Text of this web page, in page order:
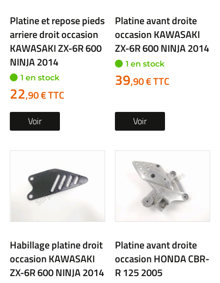
Platine et repose pieds
arriere droit occasion
KAWASAKI ZX-6R 600
NINJA 2014
1 en stock
22,90 € TTC
Voir
Platine avant droite
occasion KAWASAKI
ZX-6R 600 NINJA 2014
1 en stock
39,90 € TTC
Voir
Habillage platine droit
occasion KAWASAKI
ZX-6R 600 NINJA 2014
Platine avant droite
occasion HONDA CBR-
R 125 2005